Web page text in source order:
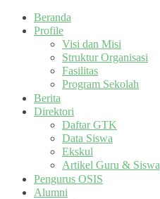
Beranda
Profile
Visi dan Misi
Struktur Organisasi
Fasilitas
Program Sekolah
Berita
Direktori
Daftar GTK
Data Siswa
Ekskul
Artikel Guru & Siswa
Pengurus OSIS
Alumni